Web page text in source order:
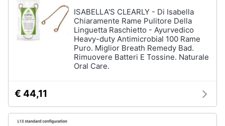
ISABELLA'S CLEARLY - Di Isabella
Chiaramente Rame Pulitore Della
Linguetta Raschietto - Ayurvedico
Heavy-duty Antimicrobial 100 Rame
Puro. Miglior Breath Remedy Bad.
Rimuovere Batteri E Tossine. Naturale
Oral Care.
€ 44,11